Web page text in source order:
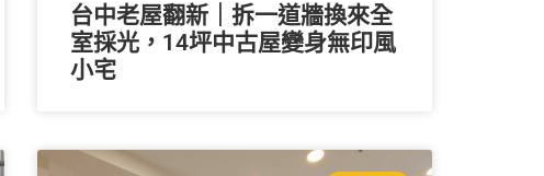
台中老屋翻新｜拆一道牆換來全
室採光，14坪中古屋變身無印風
小宅